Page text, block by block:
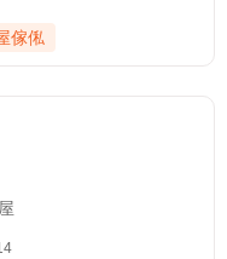
傢俬